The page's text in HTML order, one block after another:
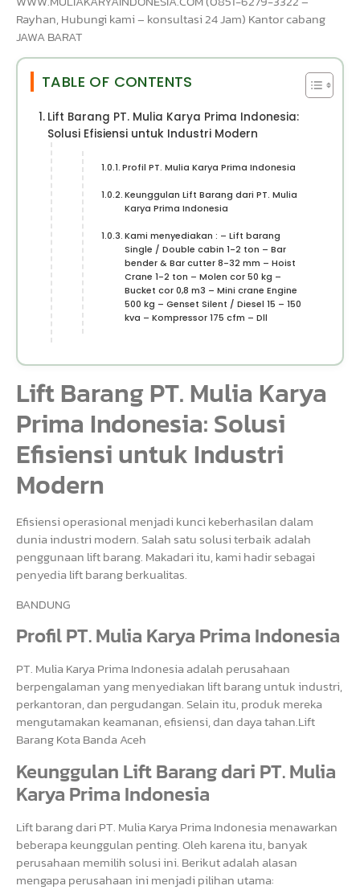
Rayhan, Hubungi kami – konsultasi 24 Jam) Kantor cabang
JAWA BARAT
TABLE OF CONTENTS
Lift Barang PT. Mulia Karya Prima Indonesia:
Solusi Efisiensi untuk Industri Modern
Profil PT. Mulia Karya Prima Indonesia
Keunggulan Lift Barang dari PT. Mulia
Karya Prima Indonesia
Kami menyediakan : – Lift barang
Single / Double cabin 1-2 ton – Bar
bender & Bar cutter 8-32 mm – Hoist
Crane 1-2 ton – Molen cor 50 kg –
Bucket cor 0,8 m3 – Mini crane Engine
500 kg – Genset Silent / Diesel 15 – 150
kva – Kompressor 175 cfm – Dll
Lift Barang PT. Mulia Karya
Prima Indonesia: Solusi
Efisiensi untuk Industri
Modern
Efisiensi operasional menjadi kunci keberhasilan dalam
dunia industri modern. Salah satu solusi terbaik adalah
penggunaan lift barang. Makadari itu, kami hadir sebagai
penyedia lift barang berkualitas.
BANDUNG
Profil PT. Mulia Karya Prima Indonesia
PT. Mulia Karya Prima Indonesia adalah perusahaan
berpengalaman yang menyediakan lift barang untuk industri,
perkantoran, dan pergudangan. Selain itu, produk mereka
mengutamakan keamanan, efisiensi, dan daya tahan.Lift
Barang Kota Banda Aceh
Keunggulan Lift Barang dari PT. Mulia
Karya Prima Indonesia
Lift barang dari PT. Mulia Karya Prima Indonesia menawarkan
beberapa keunggulan penting. Oleh karena itu, banyak
perusahaan memilih solusi ini. Berikut adalah alasan
mengapa perusahaan ini menjadi pilihan utama: